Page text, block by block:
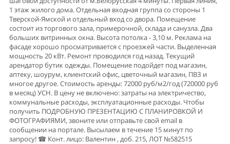
1 этаж жилого дома. Отдельная входная группа со стороны 1
Тверской-Ямской и отдельный вход со двора. Помещение
состоит из торгового зала, примерочной, склада и санузла. Два
больших витринных окна. Высота потолка - 3,10 м. Реклама на
фасаде хорошо просматривается с проезжей части. Выделенная
мощность 20 кВт. Ремонт проводился год назад. Текущий
арендатор бутик одежды. Помещение подойдет под магазин,
аптеку, шоурум, клиентский офис, цветочный магазин, ПВЗ и
многое другое. Стоимость аренды: 72000 руб/м2/год (720000 руб
в месяц) УСН. В цену не включено: затраты на электричество,
коммунальные расходы, эксплуатационные расходы. Чтобы
получить ПОДРОБНУЮ ПРЕЗЕНТАЦИЮ С ПЛАНИРОВКОЙ И
ФОТОГРАФИЯМИ, звоните или отправьте свой email в
сообщении на портале. Высылаем в течение 15 минут по
запросу! ☎ Конт. лицо: Валентин , доб. 215, ЛОТ №582515